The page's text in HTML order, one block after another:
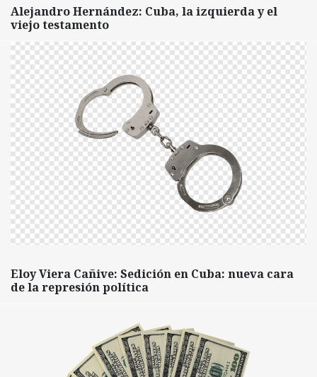
Alejandro Hernández: Cuba, la izquierda y el
viejo testamento
Eloy Viera Cañive: Sedición en Cuba: nueva cara
de la represión política